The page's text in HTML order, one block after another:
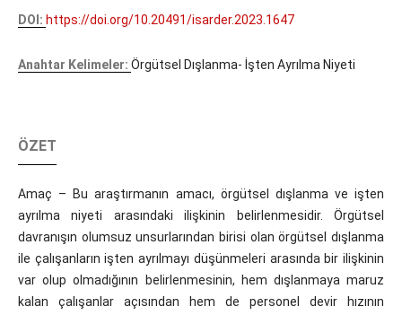
DOI: https://doi.org/10.20491/isarder.2023.1647
Anahtar Kelimeler: Örgütsel Dışlanma- İşten Ayrılma Niyeti
ÖZET
Amaç – Bu araştırmanın amacı, örgütsel dışlanma ve işten
ayrılma niyeti arasındaki ilişkinin belirlenmesidir. Örgütsel
davranışın olumsuz unsurlarından birisi olan örgütsel dışlanma
ile çalışanların işten ayrılmayı düşünmeleri arasında bir ilişkinin
var olup olmadığının belirlenmesinin, hem dışlanmaya maruz
kalan çalışanlar açısından hem de personel devir hızının